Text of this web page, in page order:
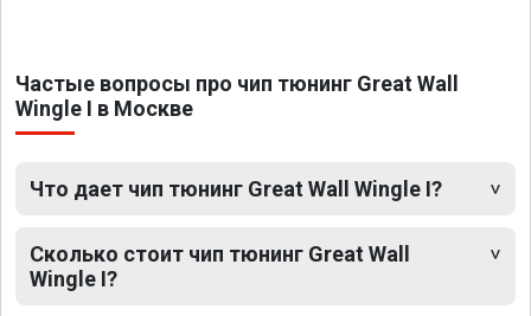
Частые вопросы про чип тюнинг Great Wall
Wingle I в Москве
Что дает чип тюнинг Great Wall Wingle I?
Сколько стоит чип тюнинг Great Wall
Wingle I?